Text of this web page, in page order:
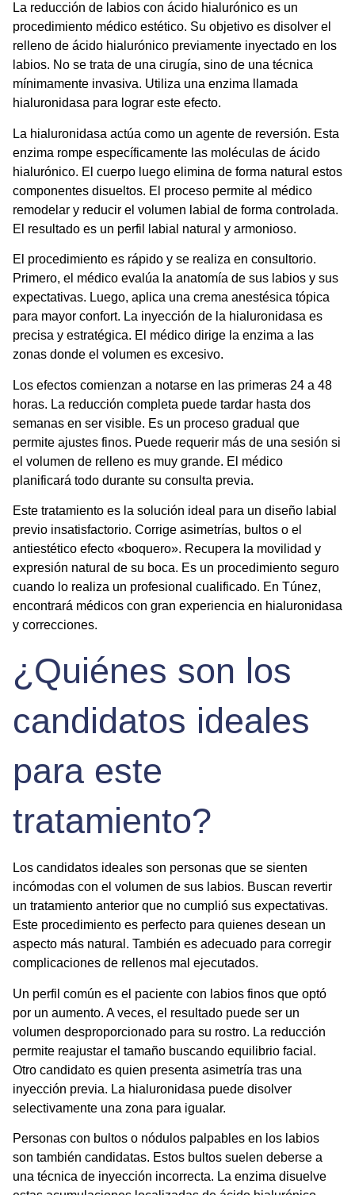
La reducción de labios con ácido hialurónico es un
procedimiento médico estético. Su objetivo es disolver el
relleno de ácido hialurónico previamente inyectado en los
labios. No se trata de una cirugía, sino de una técnica
mínimamente invasiva. Utiliza una enzima llamada
hialuronidasa para lograr este efecto.
La hialuronidasa actúa como un agente de reversión. Esta
enzima rompe específicamente las moléculas de ácido
hialurónico. El cuerpo luego elimina de forma natural estos
componentes disueltos. El proceso permite al médico
remodelar y reducir el volumen labial de forma controlada.
El resultado es un perfil labial natural y armonioso.
El procedimiento es rápido y se realiza en consultorio.
Primero, el médico evalúa la anatomía de sus labios y sus
expectativas. Luego, aplica una crema anestésica tópica
para mayor confort. La inyección de la hialuronidasa es
precisa y estratégica. El médico dirige la enzima a las
zonas donde el volumen es excesivo.
Los efectos comienzan a notarse en las primeras 24 a 48
horas. La reducción completa puede tardar hasta dos
semanas en ser visible. Es un proceso gradual que
permite ajustes finos. Puede requerir más de una sesión si
el volumen de relleno es muy grande. El médico
planificará todo durante su consulta previa.
Este tratamiento es la solución ideal para un diseño labial
previo insatisfactorio. Corrige asimetrías, bultos o el
antiestético efecto «boquero». Recupera la movilidad y
expresión natural de su boca. Es un procedimiento seguro
cuando lo realiza un profesional cualificado. En Túnez,
encontrará médicos con gran experiencia en hialuronidasa
y correcciones.
¿Quiénes son los
candidatos ideales
para este
tratamiento?
Los candidatos ideales son personas que se sienten
incómodas con el volumen de sus labios. Buscan revertir
un tratamiento anterior que no cumplió sus expectativas.
Este procedimiento es perfecto para quienes desean un
aspecto más natural. También es adecuado para corregir
complicaciones de rellenos mal ejecutados.
Un perfil común es el paciente con labios finos que optó
por un aumento. A veces, el resultado puede ser un
volumen desproporcionado para su rostro. La reducción
permite reajustar el tamaño buscando equilibrio facial.
Otro candidato es quien presenta asimetría tras una
inyección previa. La hialuronidasa puede disolver
selectivamente una zona para igualar.
Personas con bultos o nódulos palpables en los labios
son también candidatas. Estos bultos suelen deberse a
una técnica de inyección incorrecta. La enzima disuelve